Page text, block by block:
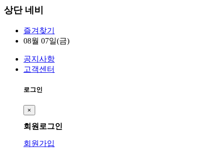
상단 네비
즐겨찾기
08월 07일(금)
공지사항
고객센터
로그인
×
회원 로그인
회원가입